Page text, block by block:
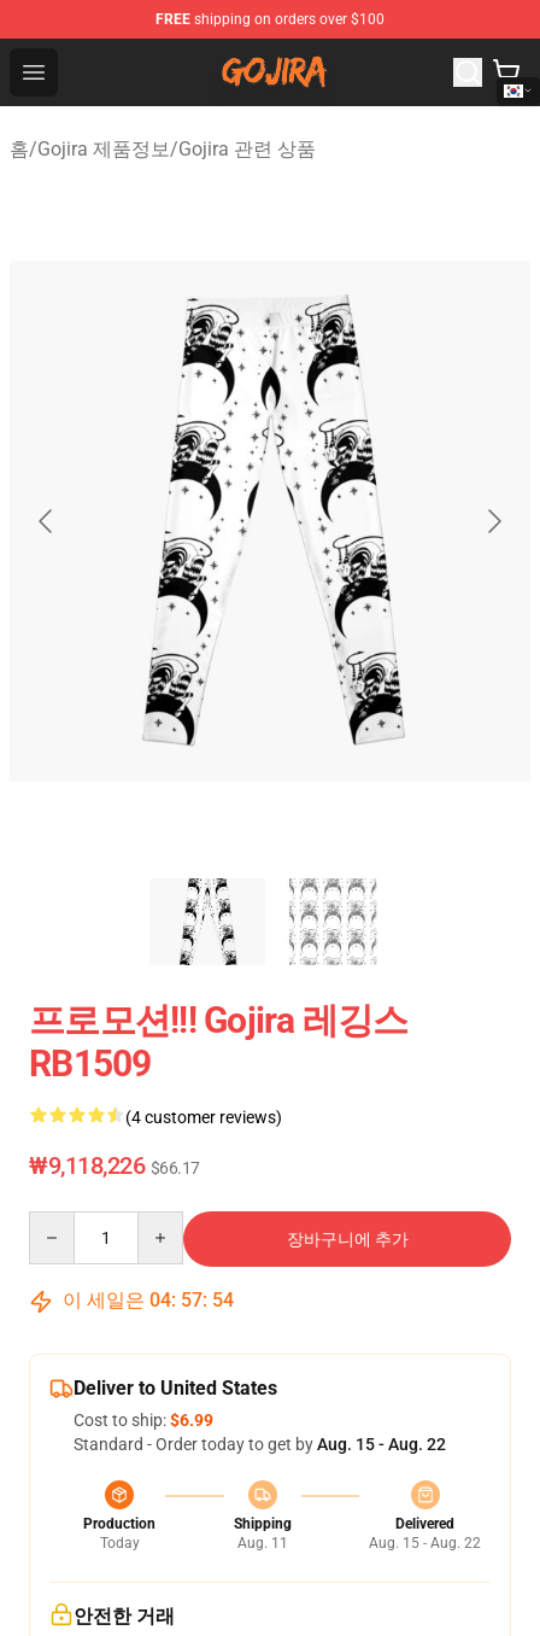
FREE shipping on orders over $100
Open menu
Gojira Shop - Official Gojira Merchandise Store
홈/Gojira 제품정보/Gojira 관련 상품
프로모션!!! Gojira 레깅스
RB1509
(4 customer reviews)
₩9,118,226 $66.17
장바구니에 추가
이 세일은 04: 57: 53
Deliver to United States
Cost to ship:$6.99
Standard - Order today to get byAug. 15 - Aug. 22
Production
Today
Shipping
Aug. 11
Delivered
Aug. 15 - Aug. 22
안전한 거래